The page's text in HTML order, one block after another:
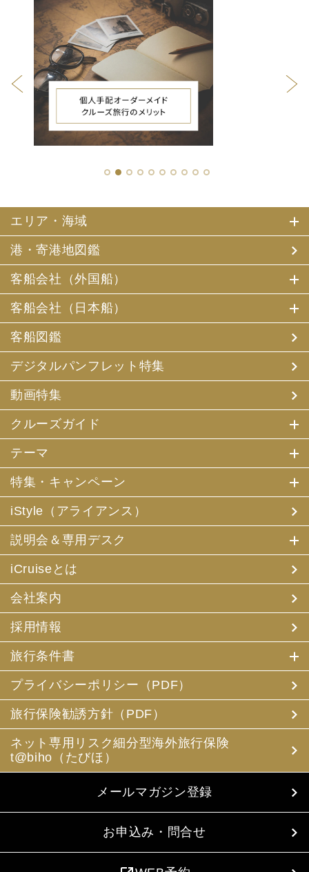
1 2 3 4 5 6 7 8 9 10
エリア・海域
港・寄港地図鑑
客船会社（外国船）
客船会社（日本船）
客船図鑑
デジタルパンフレット特集
動画特集
クルーズガイド
テーマ
特集・キャンペーン
iStyle（アライアンス）
説明会＆専用デスク
iCruiseとは
会社案内
採用情報
旅行条件書
プライバシーポリシー（PDF）
旅行保険勧誘方針（PDF）
ネット専用リスク細分型海外旅行保険
t@biho（たびほ）
メールマガジン登録
お申込み・問合せ